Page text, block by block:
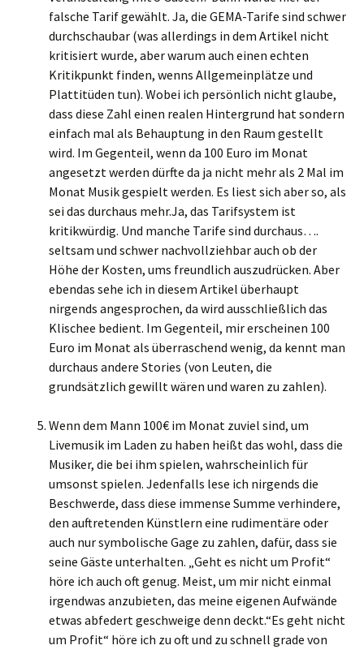
falsche Tarif gewählt. Ja, die GEMA-Tarife sind schwer
durchschaubar (was allerdings in dem Artikel nicht
kritisiert wurde, aber warum auch einen echten
Kritikpunkt finden, wenns Allgemeinplätze und
Plattitüden tun). Wobei ich persönlich nicht glaube,
dass diese Zahl einen realen Hintergrund hat sondern
einfach mal als Behauptung in den Raum gestellt
wird. Im Gegenteil, wenn da 100 Euro im Monat
angesetzt werden dürfte da ja nicht mehr als 2 Mal im
Monat Musik gespielt werden. Es liest sich aber so, als
sei das durchaus mehr.Ja, das Tarifsystem ist
kritikwürdig. Und manche Tarife sind durchaus….
seltsam und schwer nachvollziehbar auch ob der
Höhe der Kosten, ums freundlich auszudrücken. Aber
ebendas sehe ich in diesem Artikel überhaupt
nirgends angesprochen, da wird ausschließlich das
Klischee bedient. Im Gegenteil, mir erscheinen 100
Euro im Monat als überraschend wenig, da kennt man
durchaus andere Stories (von Leuten, die
grundsätzlich gewillt wären und waren zu zahlen).
Wenn dem Mann 100€ im Monat zuviel sind, um
Livemusik im Laden zu haben heißt das wohl, dass die
Musiker, die bei ihm spielen, wahrscheinlich für
umsonst spielen. Jedenfalls lese ich nirgends die
Beschwerde, dass diese immense Summe verhindere,
den auftretenden Künstlern eine rudimentäre oder
auch nur symbolische Gage zu zahlen, dafür, dass sie
seine Gäste unterhalten. „Geht es nicht um Profit“
höre ich auch oft genug. Meist, um mir nicht einmal
irgendwas anzubieten, das meine eigenen Aufwände
etwas abfedert geschweige denn deckt.“Es geht nicht
um Profit“ höre ich zu oft und zu schnell grade von